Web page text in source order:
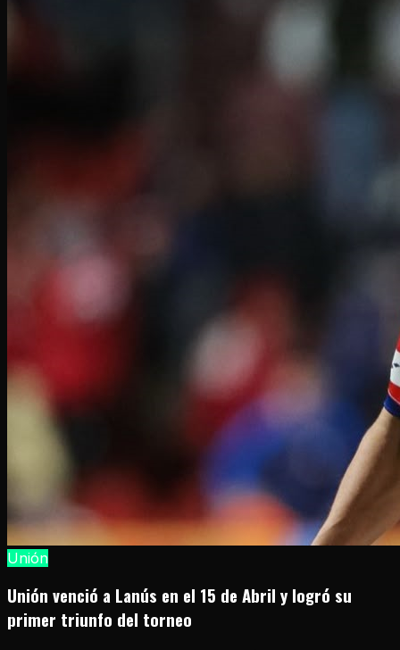
Unión
Unión venció a Lanús en el 15 de Abril y logró su
primer triunfo del torneo